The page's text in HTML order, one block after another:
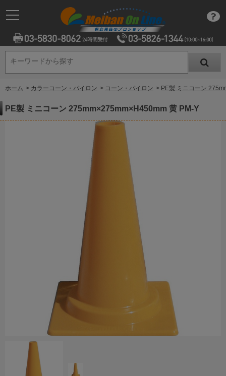
キーワードから探す
キーワードから探す
ホーム > カラーコーン・パイロン > コーン・パイロン > PE製 ミニコーン
PE製 ミニコーン 275mm×275mm×H450mm 黄 PM-Y